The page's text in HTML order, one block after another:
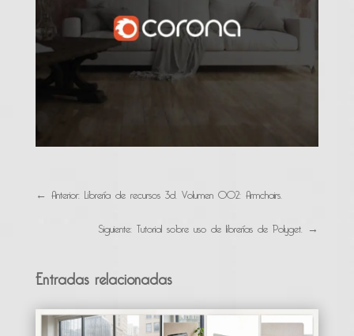
← Anterior: Librería de recursos 3d. Volumen 002: Armchairs.
Siguiente: Tutorial sobre uso de librerías de Polyget. →
Entradas relacionadas